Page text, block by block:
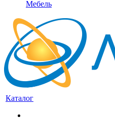
Мебель
Каталог